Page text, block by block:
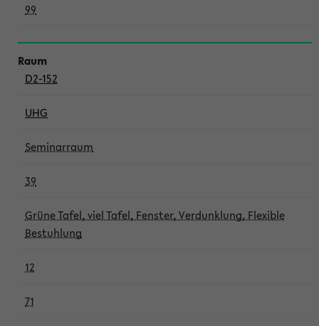
99
D2-152
UHG
Seminarraum
39
Grüne Tafel, viel Tafel, Fenster, Verdunklung, Flexible
Bestuhlung
12
71